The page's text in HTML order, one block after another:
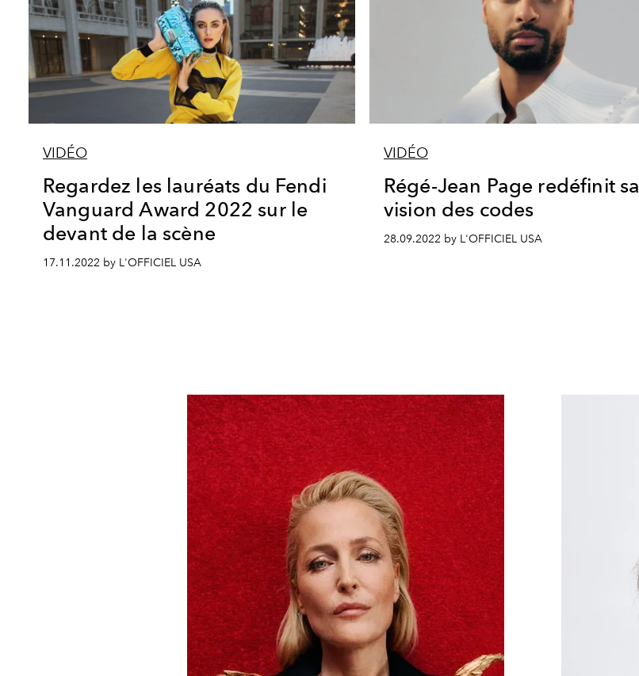
VIDÉO
Regardez les lauréats du Fendi
Vanguard Award 2022 sur le
devant de la scène
17.11.2022 by L'OFFICIEL USA
VIDÉO
Régé-Jean Page redéfinit sa
vision des codes
28.09.2022 by L'OFFICIEL USA